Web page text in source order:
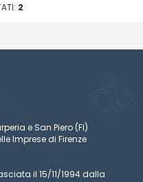
2
e San Piero (FI)
Imprese di Firenze
il 15/11/1994 dalla